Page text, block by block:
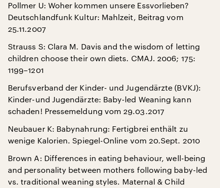
Pollmer U: Woher kommen unsere Essvorlieben?
Deutschlandfunk Kultur: Mahlzeit, Beitrag vom
25.11.2007
Strauss S: Clara M. Davis and the wisdom of letting
children choose their own diets. CMAJ. 2006; 175:
1199–1201
Berufsverband der Kinder- und Jugendärzte (BVKJ):
Kinder-und Jugendärzte: Baby-led Weaning kann
schaden! Pressemeldung vom 29.03.2017
Neubauer K: Babynahrung: Fertigbrei enthält zu
wenige Kalorien. Spiegel-Online vom 20.Sept. 2010
Brown A: Differences in eating behaviour, well-being
and personality between mothers following baby-led
vs. traditional weaning styles. Maternal & Child